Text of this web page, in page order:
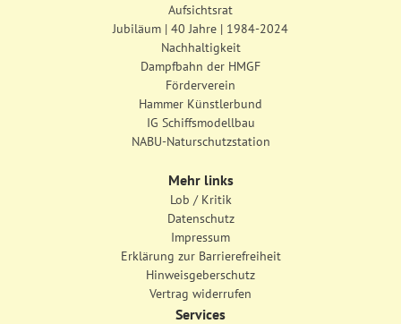
Aufsichtsrat
Jubiläum | 40 Jahre | 1984-2024
Nachhaltigkeit
Dampfbahn der HMGF
Förderverein
Hammer Künstlerbund
IG Schiffsmodellbau
NABU-Naturschutzstation
Mehr links
Lob / Kritik
Datenschutz
Impressum
Erklärung zur Barrierefreiheit
Hinweisgeberschutz
Vertrag widerrufen
Services